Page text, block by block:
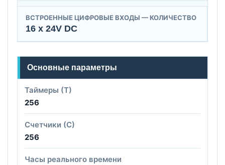
ВСТРОЕННЫЕ ЦИФРОВЫЕ ВХОДЫ — КОЛИЧЕСТВО
16 x 24V DC
Основные параметры
Таймеры (Т)
256
Счетчики (С)
256
Часы реального времени